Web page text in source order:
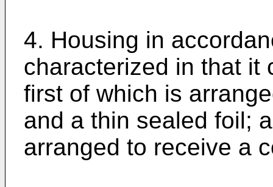
4. Housing in
characterized in that it
first of which is
and a thin sealed foil;
arranged to receive a